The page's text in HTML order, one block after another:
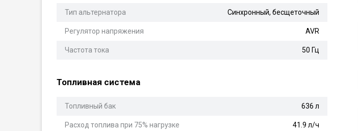
Тип альтернатора Синхронный, бесщеточный
Регулятор напряжения AVR
Частота тока 50 Гц
Топливная система
Топливный бак 636 л
Расход топлива при 75% нагрузке 41.9 л/ч